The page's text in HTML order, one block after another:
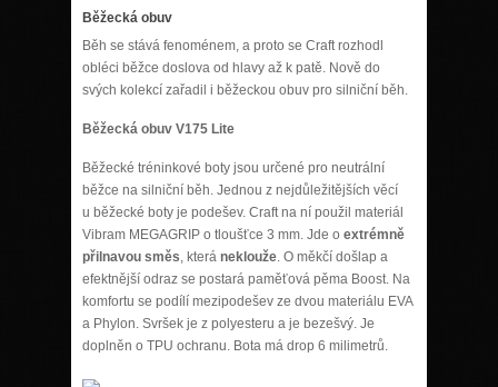
Běžecká obuv
Běh se stává fenoménem, a proto se Craft rozhodl
obléci běžce doslova od hlavy až k patě. Nově do
svých kolekcí zařadil i běžeckou obuv pro silniční běh.
Běžecká obuv V175 Lite
Běžecké tréninkové boty jsou určené pro neutrální
běžce na silniční běh. Jednou z nejdůležitějších věcí
u běžecké boty je podešev. Craft na ní použil materiál
Vibram MEGAGRIP o tloušťce 3 mm. Jde o extrémně
přilnavou směs, která neklouže. O měkčí došlap a
efektnější odraz se postará paměťová pěma Boost. Na
komfortu se podílí mezipodešev ze dvou materiálu EVA
a Phylon. Svršek je z polyesteru a je bezešvý. Je
doplněn o TPU ochranu. Bota má drop 6 milimetrů.